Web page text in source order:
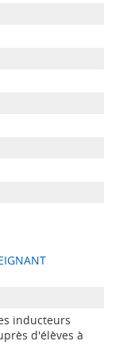
inducteurs
d'élèves à